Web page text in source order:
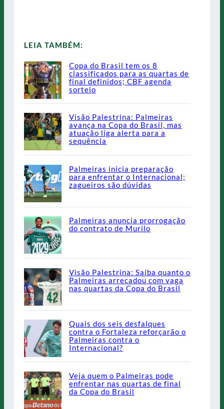
LEIA TAMBÉM:
Copa do Brasil tem os 8
classificados para as quartas de
final definidos; CBF agenda
sorteio
Visão Palestrina: Palmeiras
avança na Copa do Brasil, mas
atuação liga alerta para a
sequência
Palmeiras inicia preparação
para enfrentar o Internacional;
zagueiros são dúvidas
Palmeiras anuncia prorrogação
do contrato de Murilo
Visão Palestrina: Saiba quanto o
Palmeiras arrecadou com vaga
nas quartas da Copa do Brasil
Quais dos seis desfalques
contra o Fortaleza reforçarão o
Palmeiras contra o
Internacional?
Veja quem o Palmeiras pode
enfrentar nas quartas de final
da Copa do Brasil